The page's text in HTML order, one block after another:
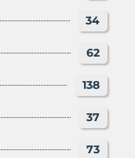
34
62
138
37
73